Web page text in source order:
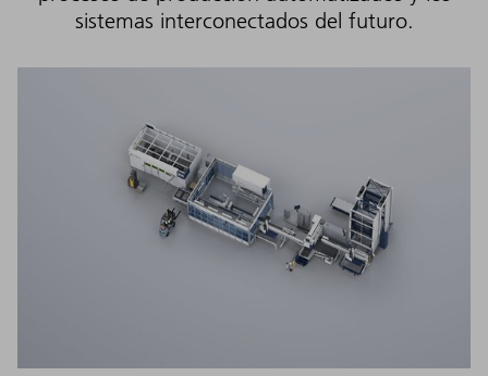
sistemas interconectados del futuro.